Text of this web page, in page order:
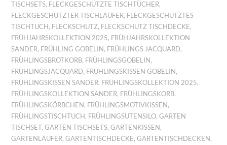
TISCHSETS, FLECKGESCHÜTZTE TISCHTÜCHER,
FLECKGESCHÜTZTER TISCHLÄUFER, FLECKGESCHÜTZTES
TISCHTUCH , FLECKSCHUTZ, FLECKSCHUTZ TISCHDECKE,
FRÜHJAHRSKOLLEKTION 2025, FRÜHJAHRSKOLLEKTION
SANDER, FRÜHLING GOBELIN , FRÜHLINGS JACQUARD,
FRÜHLINGSBROTKORB, FRÜHLINGSGOBELIN ,
FRÜHLINGSJACQUARD, FRÜHLINGSKISSEN GOBELIN ,
FRÜHLINGSKISSEN SANDER, FRÜHLINGSKOLLEKTION 2025,
FRÜHLINGSKOLLEKTION SANDER, FRÜHLINGSKORB,
FRÜHLINGSKÖRBCHEN , FRÜHLINGSMOTIVKISSEN ,
FRÜHLINGSTISCHTUCH , FRÜHLINGSUTENSILO,GARTEN
TISCHSET,GARTEN TISCHSETS,GARTENKISSEN ,
GARTENLÄUFER,GARTENTISCHDECKE,GARTENTISCHDECKEN ,